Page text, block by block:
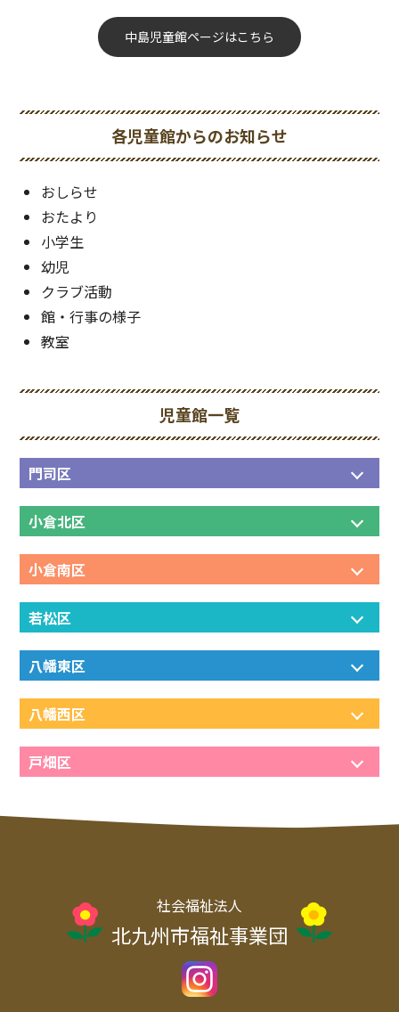
中島児童館ページはこちら
各児童館からのお知らせ
おしらせ
おたより
小学生
幼児
クラブ活動
館・行事の様子
教室
児童館一覧
門司区
小倉北区
小倉南区
若松区
八幡東区
八幡西区
戸畑区
社会福祉法人
北九州市福祉事業団